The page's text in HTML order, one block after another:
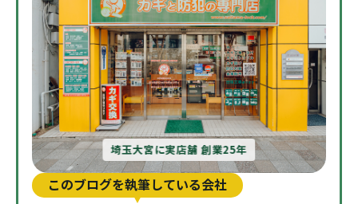
埼玉大宮に実店舗 創業25年
このブログを執筆している会社